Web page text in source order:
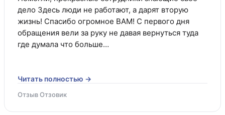
дело Здесь люди не работают, а дарят вторую
жизнь! Спасибо огромное ВАМ! С первого дня
обращения вели за руку не давая вернуться туда
где думала что больше…
Читать полностью →
Отзыв Отзовик